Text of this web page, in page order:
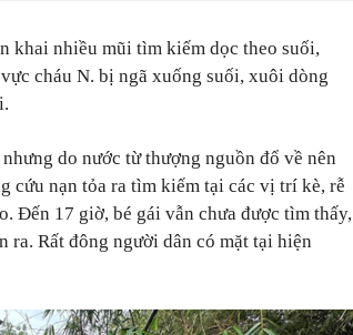
khai nhiều mũi tìm kiếm dọc theo suối,
cháu N. bị ngã xuống suối, xuôi dòng
do nước từ thượng nguồn đổ về nên
cứu nạn tỏa ra tìm kiếm tại các vị trí kè, rễ
Đến 17 giờ, bé gái vẫn chưa được tìm thấy,
ra. Rất đông người dân có mặt tại hiện